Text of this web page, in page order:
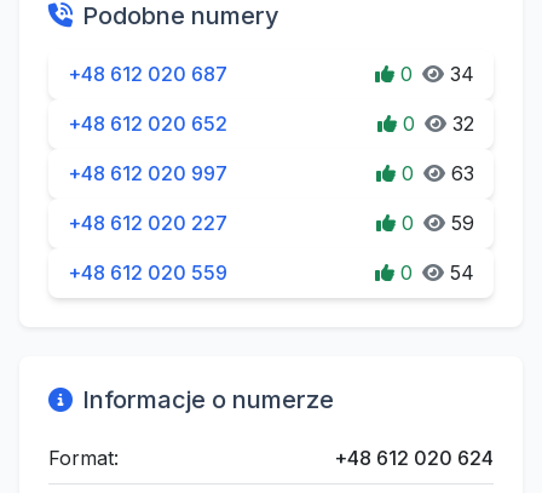
Podobne numery
+48 612 020 687 0 34
+48 612 020 652 0 32
+48 612 020 997 0 63
+48 612 020 227 0 59
+48 612 020 559 0 54
Informacje o numerze
Format: +48 612 020 624